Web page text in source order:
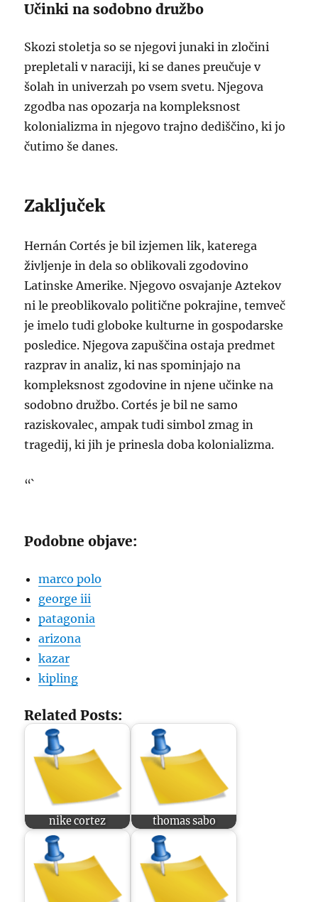
Učinki na sodobno družbo
Skozi stoletja so se njegovi junaki in zločini
prepletali v naraciji, ki se danes preučuje v
šolah in univerzah po vsem svetu. Njegova
zgodba nas opozarja na kompleksnost
kolonializma in njegovo trajno dediščino, ki jo
čutimo še danes.
Zaključek
Hernán Cortés je bil izjemen lik, katerega
življenje in dela so oblikovali zgodovino
Latinske Amerike. Njegovo osvajanje Aztekov
ni le preoblikovalo politične pokrajine, temveč
je imelo tudi globoke kulturne in gospodarske
posledice. Njegova zapuščina ostaja predmet
razprav in analiz, ki nas spominjajo na
kompleksnost zgodovine in njene učinke na
sodobno družbo. Cortés je bil ne samo
raziskovalec, ampak tudi simbol zmag in
tragedij, ki jih je prinesla doba kolonializma.
“`
Podobne objave:
marco polo
george iii
patagonia
arizona
kazar
kipling
Related Posts:
nike cortez thomas sabo